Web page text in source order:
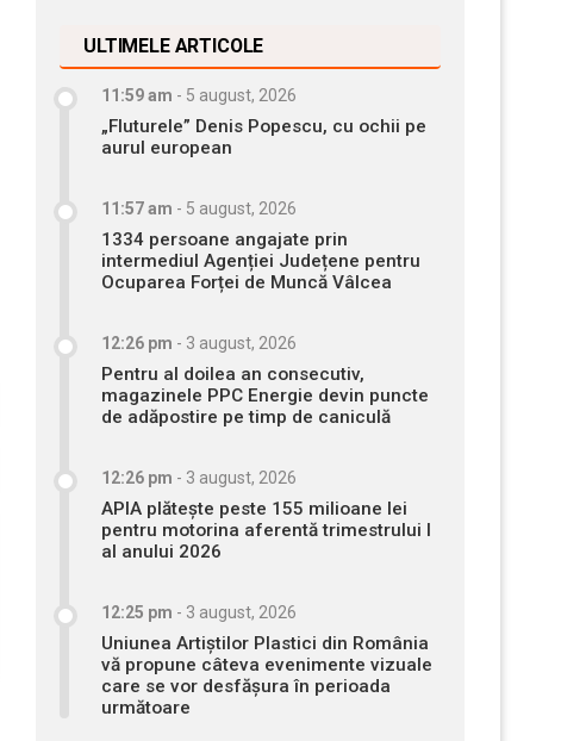
ULTIMELE ARTICOLE
11:59 am - 5 august, 2026
„Fluturele” Denis Popescu, cu ochii pe
aurul european
11:57 am - 5 august, 2026
1334 persoane angajate prin
intermediul Agenției Județene pentru
Ocuparea Forței de Muncă Vâlcea
12:26 pm - 3 august, 2026
Pentru al doilea an consecutiv,
magazinele PPC Energie devin puncte
de adăpostire pe timp de caniculă
12:26 pm - 3 august, 2026
APIA plătește peste 155 milioane lei
pentru motorina aferentă trimestrului I
al anului 2026
12:25 pm - 3 august, 2026
Uniunea Artiștilor Plastici din România
vă propune câteva evenimente vizuale
care se vor desfășura în perioada
următoare